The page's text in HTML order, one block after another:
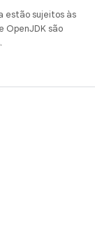
estão sujeitos às
OpenJDK são